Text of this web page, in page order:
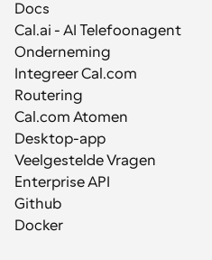
Docs
Cal.ai - AI Telefoonagent
Onderneming
Integreer Cal.com
Routering
Cal.com Atomen
Desktop-app
Veelgestelde Vragen
Enterprise API
Github
Docker